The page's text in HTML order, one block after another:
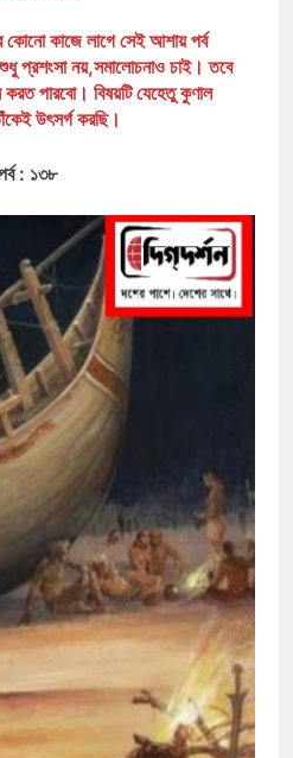
কোনো কাজে লাগে সেই আশায় পর্ব
প্রশংসা নয়,সমালোচনাও চাই। তবে
পারবো। বিষয়টি যেহেতু কুণাল
উৎসর্গ করছি।
: ১৩৮